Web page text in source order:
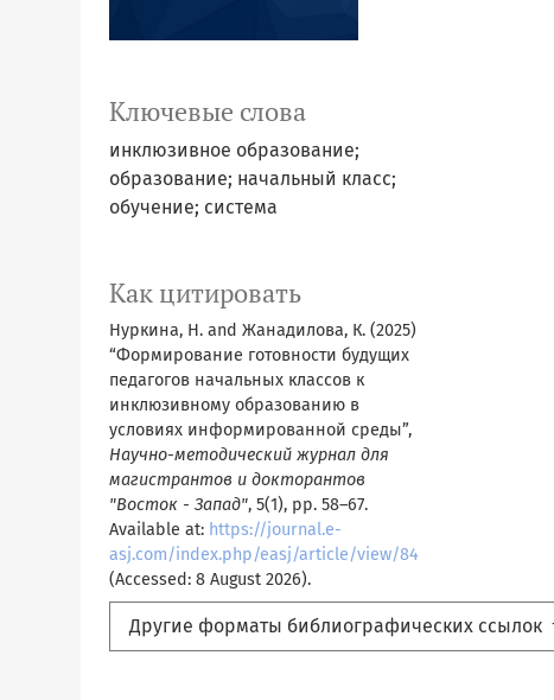
Ключевые слова
инклюзивное образование;
образование; начальный класс;
обучение; система
Как цитировать
Нуркина, Н. and Жанадилова, К. (2025)
“Формирование готовности будущих
педагогов начальных классов к
инклюзивному образованию в
условиях информированной среды”,
Научно-методический журнал для
магистрантов и докторантов
"Восток - Запад", 5(1), pp. 58–67.
Available at: https://journal.e-
asj.com/index.php/easj/article/view/84
(Accessed: 8 August 2026).
Другие форматы библиографических ссылок